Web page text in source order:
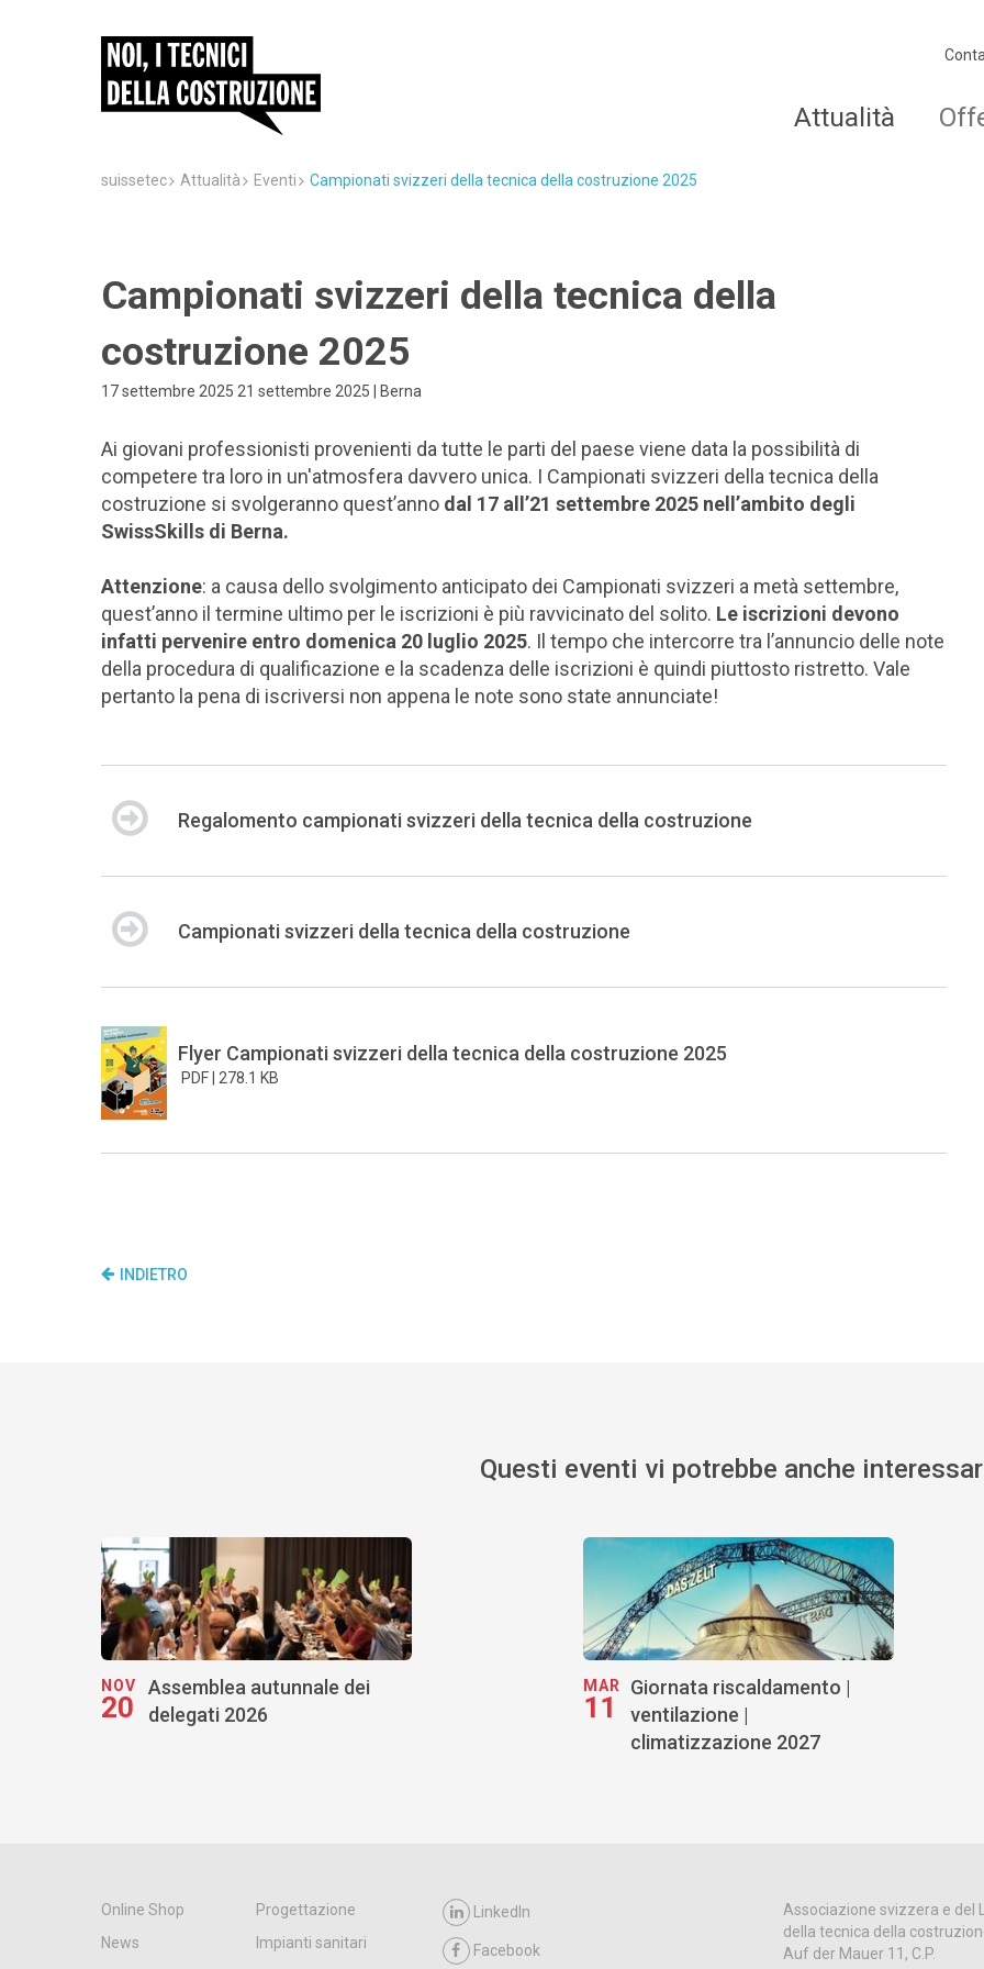
Attualità
suissetec Attualità Eventi Campionati svizzeri della tecnica della costruzione 2025
Campionati svizzeri della tecnica della
costruzione 2025
17 settembre 2025 21 settembre 2025 | Berna
Ai giovani professionisti provenienti da tutte le parti del paese viene data la possibilità di
competere tra loro in un'atmosfera davvero unica. I Campionati svizzeri della tecnica della
costruzione si svolgeranno quest’anno dal 17 all’21 settembre 2025 nell’ambito degli
SwissSkills di Berna.
Attenzione: a causa dello svolgimento anticipato dei Campionati svizzeri a metà settembre,
quest’anno il termine ultimo per le iscrizioni è più ravvicinato del solito. Le iscrizioni devono
infatti pervenire entro domenica 20 luglio 2025. Il tempo che intercorre tra l’annuncio delle note
della procedura di qualificazione e la scadenza delle iscrizioni è quindi piuttosto ristretto. Vale
pertanto la pena di iscriversi non appena le note sono state annunciate!
Regalomento campionati svizzeri della tecnica della costruzione
Campionati svizzeri della tecnica della costruzione
Flyer Campionati svizzeri della tecnica della costruzione 2025
PDF | 278.1 KB
INDIETRO
Questi eventi vi potrebbe anche
NOV
20
Assemblea autunnale dei
delegati 2026
MAR
11
Giornata riscaldamento |
ventilazione |
climatizzazione 2027
Online Shop
Progettazione
News
Impianti sanitari
LinkedIn
Facebook
Associazione svizzera e del
della tecnica della
Auf der Mauer 11, C.P.